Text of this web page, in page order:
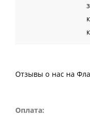
Отзывы о нас на
Оплата: